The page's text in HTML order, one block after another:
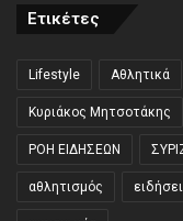
Ετικέτες
Lifestyle Αθλητικά
Κυριάκος Μητσοτάκης
ΡΟΗ ΕΙΔΗΣΕΩΝ
αθλητισμός